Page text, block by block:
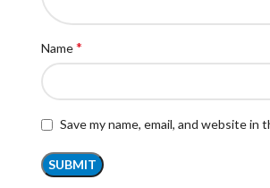
Name*
Save my name, email, and website